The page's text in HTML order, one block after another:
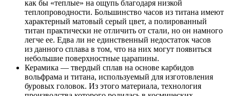
как бы «теплые» на ощупь благодаря низкой
теплопроводности. Большинство часов из титана имеют
характерный матовый серый цвет, а полированный
титан практически не отличить от стали, но он намного
легче ее. Едва ли не единственный недостаток часов
из данного сплава в том, что на них могут появиться
небольшие поверхностные царапины.
Керамика — твердый сплав на основе карбидов
вольфрама и титана, используемый для изготовления
буровых головок. Из этого материала, технология